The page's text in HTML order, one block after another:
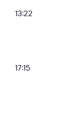
13:22
17:15